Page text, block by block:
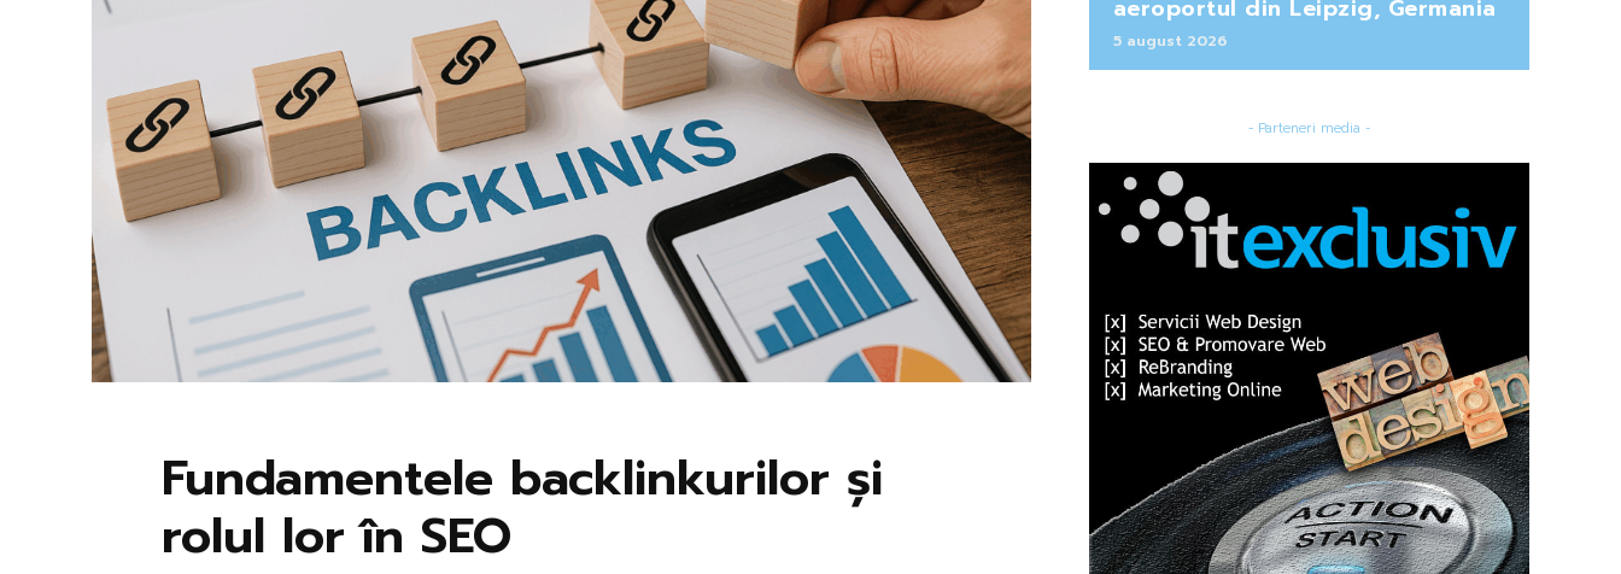
Fundamentele backlinkurilor și
rolul lor în SEO
aeroportul din Leipzig, Germania
5 august 2026
- Parteneri media -